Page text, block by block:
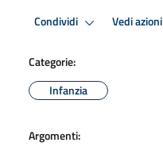
Condividi Vedi azioni
Categorie:
Infanzia
Argomenti: